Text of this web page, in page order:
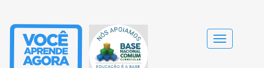
Alternar
navegação